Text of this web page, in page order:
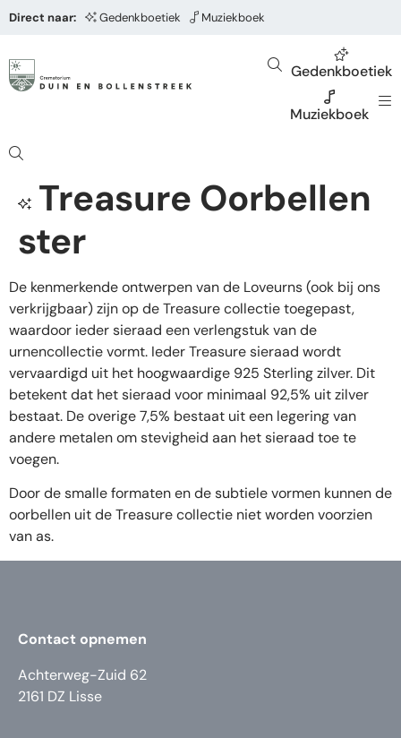
Direct naar: Gedenkboetiek Muziekboek
Gedenkboetiek
Muziekboek
Treasure Oorbellen
ster
De kenmerkende ontwerpen van de Loveurns (ook bij ons
verkrijgbaar) zijn op de Treasure collectie toegepast,
waardoor ieder sieraad een verlengstuk van de
urnencollectie vormt. Ieder Treasure sieraad wordt
vervaardigd uit het hoogwaardige 925 Sterling zilver. Dit
betekent dat het sieraad voor minimaal 92,5% uit zilver
bestaat. De overige 7,5% bestaat uit een legering van
andere metalen om stevigheid aan het sieraad toe te
voegen.
Door de smalle formaten en de subtiele vormen kunnen de
oorbellen uit de Treasure collectie niet worden voorzien
van as.
Contact opnemen
Achterweg-Zuid 62
2161 DZ Lisse